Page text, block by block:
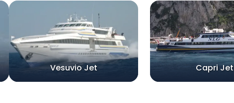
Vesuvio Jet Capri Jet